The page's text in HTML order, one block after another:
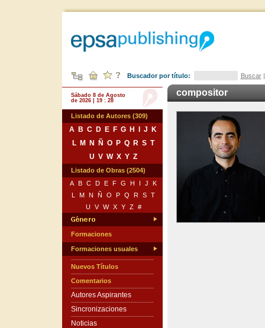
Buscador por título: Buscar
Sábado 8 de Agosto
de 2026 | 19 : 28
Listado de Autores (309)
A B C D E F G H J
K
L
M N Ñ O P Q R S T
U V W X Y Z
Listado de Obras (2504)
A
B C D E F G H I J
K
L
M N Ñ O P Q R S T
U
V W X Y Z #
Formaciones
Formaciones usuales
Nuevos Títulos
Comentarios
Autores Aspirantes
Sincronizaciones
Noticias
compositor